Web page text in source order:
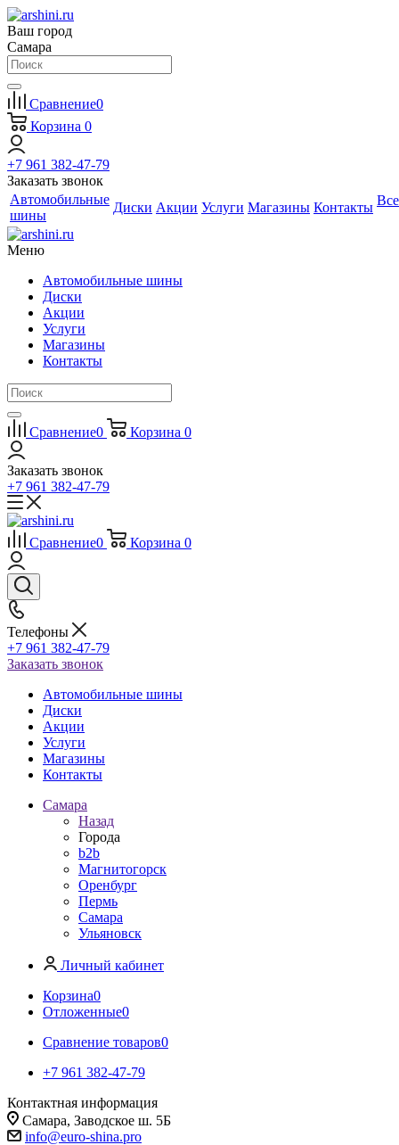
Ваш город
Самара
Сравнение0
Корзина 0
+7 961 382-47-79
Заказать звонок
Автомобильные
шины
Диски Акции Услуги Магазины Контакты Все
Меню
Автомобильные шины
Диски
Акции
Услуги
Магазины
Контакты
Сравнение0 Корзина 0
Заказать звонок
+7 961 382-47-79
Сравнение0 Корзина 0
Телефоны
+7 961 382-47-79
Заказать звонок
Автомобильные шины
Диски
Акции
Услуги
Магазины
Контакты
Самара
Назад
Города
b2b
Магнитогорск
Оренбург
Пермь
Самара
Ульяновск
Личный кабинет
Корзина0
Отложенные0
Сравнение товаров0
+7 961 382-47-79
Контактная информация
Самара, Заводское ш. 5Б
info@euro-shina.pro